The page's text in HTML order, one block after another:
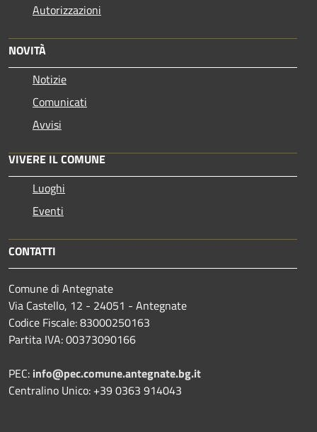
Autorizzazioni
NOVITÀ
Notizie
Comunicati
Avvisi
VIVERE IL COMUNE
Luoghi
Eventi
CONTATTI
Comune di Antegnate
Via Castello, 12 - 24051 - Antegnate
Codice Fiscale: 83000250163
Partita IVA: 00373090166
PEC: info@pec.comune.antegnate.bg.it
Centralino Unico: +39 0363 914043